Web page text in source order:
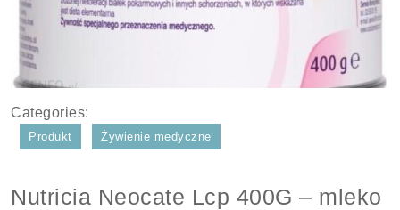
Categories:
Produkt Żywienie medyczne
Nutricia Neocate Lcp 400G – mleko